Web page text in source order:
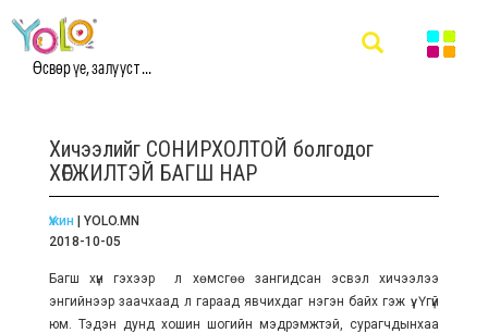
Өсвөр үе, залууст ...
Хичээлийг СОНИРХОЛТОЙ болгодог
ХӨГЖИЛТЭЙ БАГШ НАР
Үжин | YOLO.MN
2018-10-05
Багш хүн гэхээр л хөмсгөө зангидсан эсвэл хичээлээ
энгийнээр заачхаад л гараад явчихдаг нэгэн байх гэж үү. Үгүй
юм. Тэдэн дунд хошин шогийн мэдрэмжтэй, сурагчдынхаа